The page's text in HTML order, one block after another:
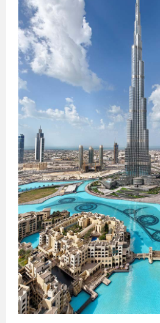
საქართველო
ქვემო
ქართლი
კახეთი
თბილისი
მცხეთა-
მთიანეთი
ქართლი
სამცხე-
ჯავახეთი
იმერეთი
გურია
სამეგრელო
სვანეთი
რაჭა-
ლეჩხუმი
აჭარა
აფხაზეთი
ავსტრალია
სიდნეი
ავსტრია
მელბურნი
აზერბაიჯანი
გაერთიანებული
საემიროები
არგენტინა
კუნძულები
ბრაზილია